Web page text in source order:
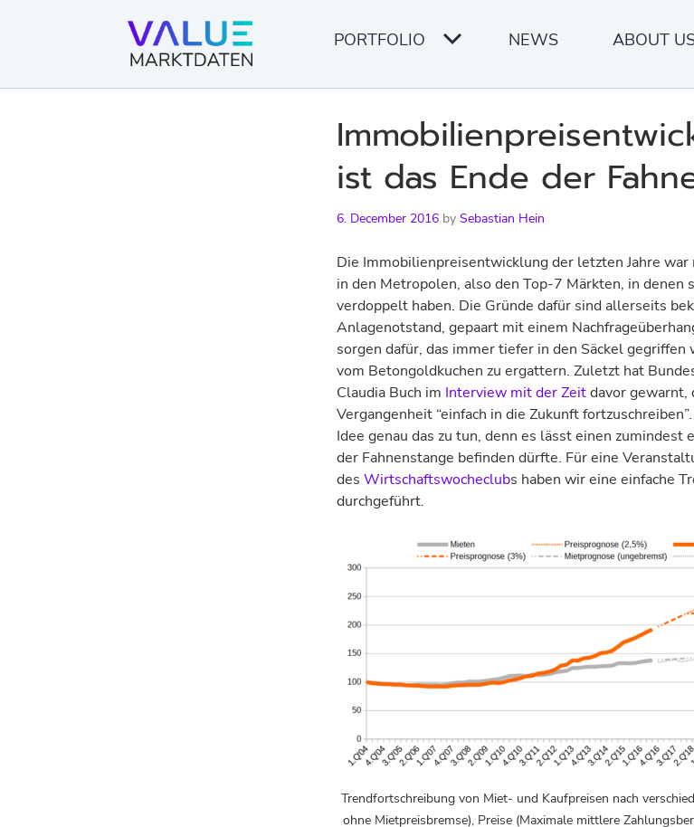
PORTFOLIO NEWS ABOUT
ist das Ende der
6. December 2016 by Sebastian Hein
Die Immobilien­preis­entwicklung der letzten Jahre war
in den Metropolen, also den Top-7 Märkten, in denen
verdoppelt haben. Die Gründe dafür sind allerseits
Anlage­notstand, gepaart mit einem
sorgen dafür, das immer tiefer in den Säckel
vom Betongold­kuchen zu ergattern. Zuletzt hat
Claudia Buch im Interview mit der Zeitdavor gewarnt,
Vergangenheit “einfach in die Zukunft
Idee genau das zu tun, denn es lässt einen zumindest
der Fahne­nstange befinden dürfte. Für eine
des Wirtschaftswocheclubs haben wir eine einfache
durchgeführt.
Trendfortschreibung von Miet- und Kaufpreisen nach
ohne Mietpreisbremse), Preise (Maximale mittlere